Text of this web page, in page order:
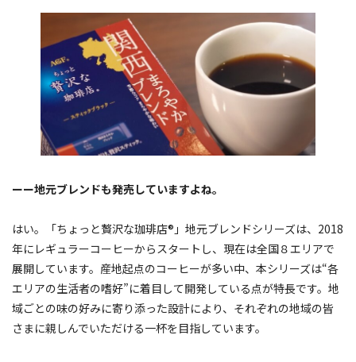
ーー地元ブレンドも発売していますよね。
はい。「ちょっと贅沢な珈琲店®」地元ブレンドシリーズは、2018
年にレギュラーコーヒーからスタートし、現在は全国８エリアで
展開しています。産地起点のコーヒーが多い中、本シリーズは“各
エリアの生活者の嗜好”に着目して開発している点が特長です。地
域ごとの味の好みに寄り添った設計により、それぞれの地域の皆
さまに親しんでいただける一杯を目指しています。